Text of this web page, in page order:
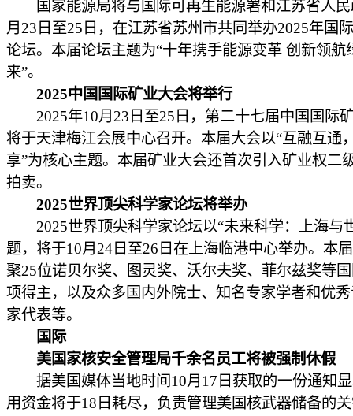
国家能源局将与国际可再生能源署和江苏省人民
月23日至25日，在江苏省苏州市共同举办2025年国
论坛。本届论坛主题为“十年携手能源变革 创新领航
来”。
2025中国国际矿业大会将举行
2025年10月23日至25日，第二十七届中国国际
将于天津梅江会展中心召开。本届大会以“互融互通
享”为核心主题。本届矿业大会还首次引入矿业权二
拍卖。
2025世界顶尖科学家论坛将举办
2025世界顶尖科学家论坛以“未来科学：上海与
题，将于10月24日至26日在上海临港中心举办。本
聚25位诺贝尔奖、图灵奖、沃尔夫奖、菲尔兹奖等
项得主，以及众多国内外院士、知名专家学者和优
家代表等。
国际
美国家核安全管理局千余名员工将被强制休假
据美国媒体当地时间10月17日获取的一份通知
用资金将于18日耗尽，负责管理美国核武器储备的